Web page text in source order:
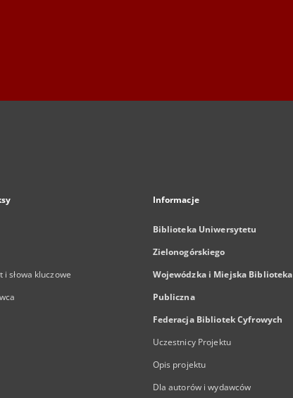
i słowa kluczowe
Informacje
Biblioteka Uniwersytetu
Zielonogórskiego
Wojewódzka i Miejska Biblioteka
Publiczna
Federacja Bibliotek Cyfrowych
Uczestnicy Projektu
Opis projektu
Dla autorów i wydawców